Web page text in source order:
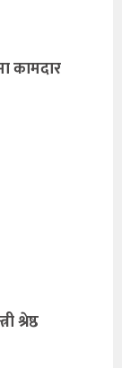
कामदार
श्रेष्ठ